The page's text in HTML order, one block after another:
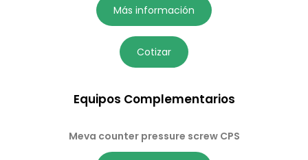
Más información
Cotizar
Equipos Complementarios
Meva counter pressure screw CPS